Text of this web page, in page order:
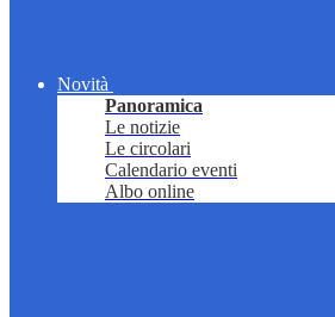
Novità
Panoramica
Le notizie
Le circolari
Calendario eventi
Albo online